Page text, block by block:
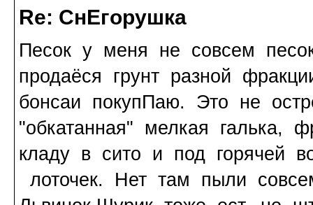
Re: СнЕгорушка
Песок у меня не совсем
продаёся грунт разной
бонсаи покупПаю. Это не
"обкатанная" мелкая галька,
кладу в сито и под горячей
лоточек. Нет там пыли